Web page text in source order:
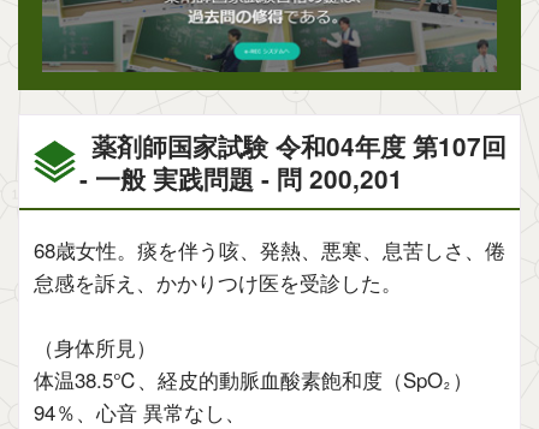
薬剤師国家試験 令和04年度 第107回
- 一般 実践問題 - 問 200,201
68歳女性。痰を伴う咳、発熱、悪寒、息苦しさ、倦
怠感を訴え、かかりつけ医を受診した。
（身体所見）
体温38.5℃、経皮的動脈血酸素飽和度（SpO2 ）
94％、心音 異常なし、